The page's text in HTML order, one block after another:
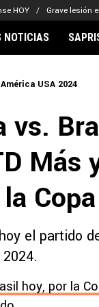
HOY Grave lesión
NOTICIAS
USA 2024
vs.
Más
el partido
hoy, por la